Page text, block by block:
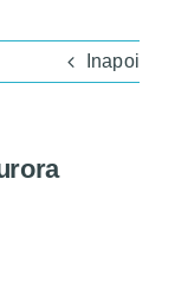
Inapoi